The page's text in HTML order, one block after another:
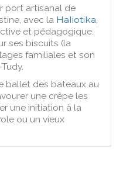
port artisanal de
avec la Haliotika,
et pédagogique.
ses biscuits (la
familiales et son
ballet des bateaux au
une crêpe les
une initiation à la
ou un vieux